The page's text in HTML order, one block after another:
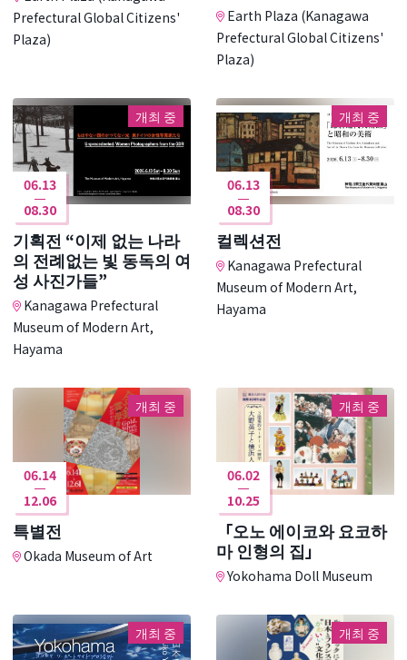
Prefectural Global Citizens'
Plaza)
Earth Plaza (Kanagawa
Prefectural Global Citizens'
Plaza)
개최 중
06.13
08.30
기획전 “이제 없는 나라
의 전례없는 빛 동독의 여
성 사진가들”
Kanagawa Prefectural
Museum of Modern Art,
Hayama
개최 중
06.13
08.30
컬렉션전
Kanagawa Prefectural
Museum of Modern Art,
Hayama
개최 중
06.14
12.06
특별전
Okada Museum of Art
개최 중
06.02
10.25
「오노 에이코와 요코하
마 인형의 집」
Yokohama Doll Museum
개최 중 개최 중